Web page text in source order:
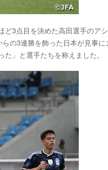
3点目を決めた高田選手のア
の3連勝を飾った日本が見事に
」と選手たちを称えました。